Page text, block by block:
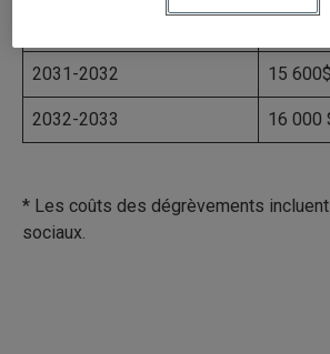
2031-2032 15 600$
2032-2033 16 000
* Les coûts des dégrèvements
sociaux.